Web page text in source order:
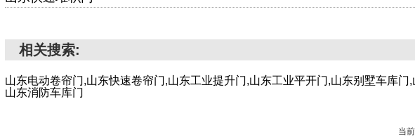
相关搜索:
山东电动卷帘门,山东快速卷帘门,山东工业提升门,山东工业平开门,山东别墅车库
山东消防车库门
当